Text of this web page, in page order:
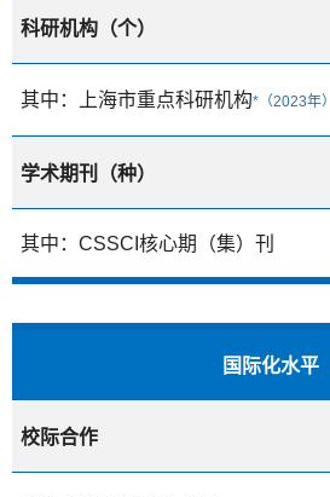
科研机构（个）
其中：上海市重点科研机构*（2023年）
学术期刊（种）
其中：CSSCI核心期（集）刊
国际化水平
校际合作